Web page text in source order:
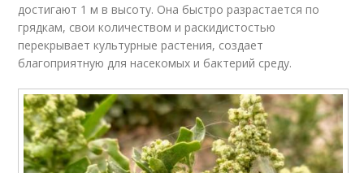
достигают 1 м в высоту. Она быстро разрастается по
грядкам, свои количеством и раскидистостью
перекрывает культурные растения, создает
благоприятную для насекомых и бактерий среду.